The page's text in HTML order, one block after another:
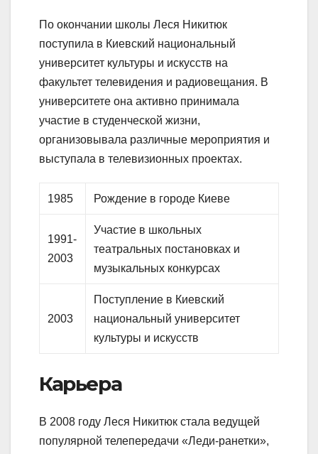
По окончании школы Леся Никитюк
поступила в Киевский национальный
университет культуры и искусств на
факультет телевидения и радиовещания. В
университете она активно принимала
участие в студенческой жизни,
организовывала различные мероприятия и
выступала в телевизионных проектах.
1985 Рождение в городе Киеве
1991-
2003
Участие в школьных
театральных постановках и
музыкальных конкурсах
2003
Поступление в Киевский
национальный университет
культуры и искусств
Карьера
В 2008 году Леся Никитюк стала ведущей
популярной телепередачи «Леди-ранетки»,